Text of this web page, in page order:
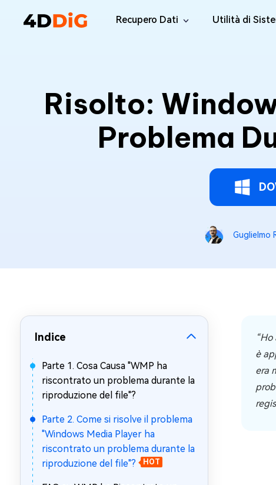
Recupero Dati
Mac Data Recovery
Recuperare i file eliminati da MacOS
Windows Data Recovery Free
Recuperare 2 GB di dati gratuitamente
Utilità di
4DDiG
Trovare e
Tenorshare
Elimina i file
4DDiG DLL
Correggi tutti
Windows
Risolto:
Problema
Guglielmo
Indice
Parte 1. Cosa Causa "WMP ha
riscontrato un problema durante la
riproduzione del file"?
Parte 2. Come si risolve il problema
"Windows Media Player ha
riscontrato un problema durante la
riproduzione del file"?
HOT
è
era